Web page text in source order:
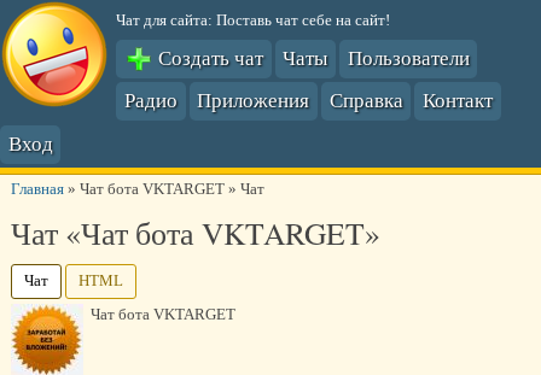
Чат для сайта: Поставь чат себе на сайт!
Создать чат Чаты
Пользователи
Радио
Приложения Справка
Контакт
Вход
Главная» Чат бота VKTARGET» Чат
Чат «Чат бота VKTARGET»
Чат
HTML
Чат бота VKTARGET